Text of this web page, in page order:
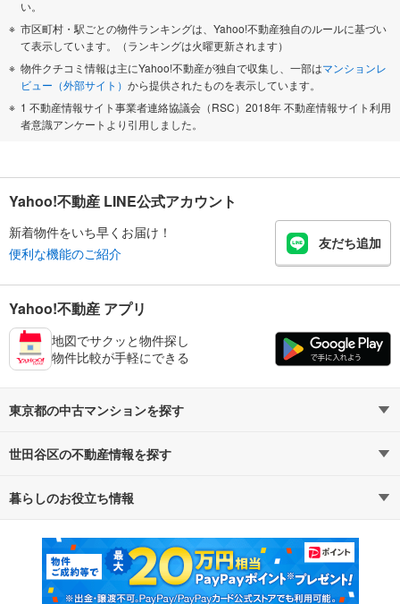
い。
市区町村・駅ごとの物件ランキングは、Yahoo!不動産独自のルールに基づい
て表示しています。（ランキングは火曜更新されます）
物件クチコミ情報は主にYahoo!不動産が独自で収集し、一部はマンションレ
ビュー（外部サイト） から提供されたものを表示しています。
1 不動産情報サイト事業者連絡協議会（RSC）2018年 不動産情報サイト利用
者意識アンケートより引用しました。
Yahoo!不動産 LINE公式アカウント
新着物件をいち早くお届け！
便利な機能のご紹介
友だち追加
Yahoo!不動産 アプリ
地図でサクッと物件探し
物件比較が手軽にできる
東京都の中古マンションを探す
路線・駅から探す
通勤・通学時間から探す
世田谷区の不動産情報を探す
不動産・住宅
新築マンション 中古マンション
新築一戸建て 中古一戸建て
暮らしのお役立ち情報
マンションカタログ 教えて！住まいの先生